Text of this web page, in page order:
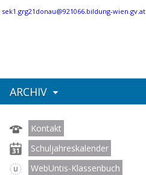
sek1.grg21donau@921066.bildung-wien.gv.at
ARCHIV
Kontakt
Schuljahreskalender
WebUntis-Klassenbuch